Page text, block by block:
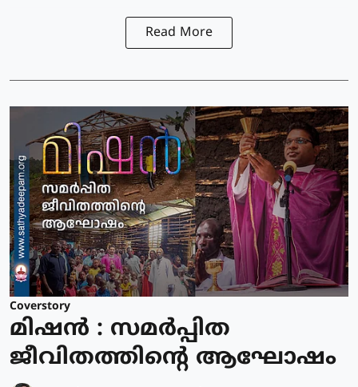
Read More
Coverstory
മിഷൻ : സമർപ്പിത
ജീവിതത്തിന്റെ ആഘോഷം